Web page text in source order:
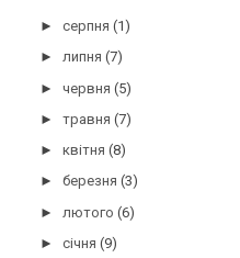
► серпня (1)
► липня (7)
► червня (5)
► травня (7)
► квітня (8)
► березня (3)
► лютого (6)
► січня (9)